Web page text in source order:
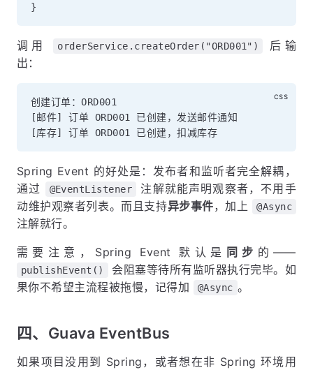
}
调用 orderService.createOrder("ORD001")
后输
出：
创建订单：ORD001
[邮件] 订单 ORD001 已创建，发送邮件通知
Spring Event 的好处是：发布者和监听者完全解耦，
通过
@EventListener
注解就能声明观察者，不用手
动维护观察者列表。而且支持异步事件，加上 @Async
注解就行。
需要注意，Spring Event 默认是 同步 的——
publishEvent()
会阻塞等待所有监听器执行完毕。如
果你不希望主流程被拖慢，记得加
@Async 。
四、Guava EventBus
如果项目没用到 Spring，或者想在非 Spring 环境用